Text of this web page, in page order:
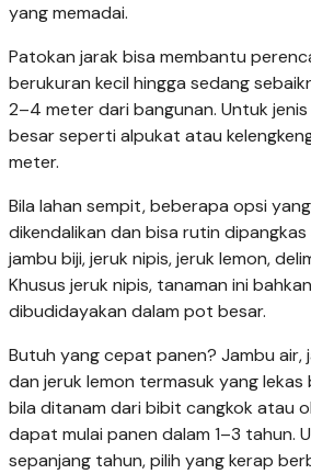
yang memadai.
Patokan jarak bisa membantu
berukuran kecil hingga sedang
2–4 meter dari bangunan. Untuk
besar seperti alpukat atau
meter.
Bila lahan sempit, beberapa opsi
dikendalikan dan bisa rutin
jambu biji, jeruk nipis, jeruk lemon,
Khusus jeruk nipis, tanaman ini
dibudidayakan dalam pot besar.
Butuh yang cepat panen? Jambu air,
dan jeruk lemon termasuk yang
bila ditanam dari bibit cangkok atau
dapat mulai panen dalam 1–3 tahun.
sepanjang tahun, pilih yang kerap